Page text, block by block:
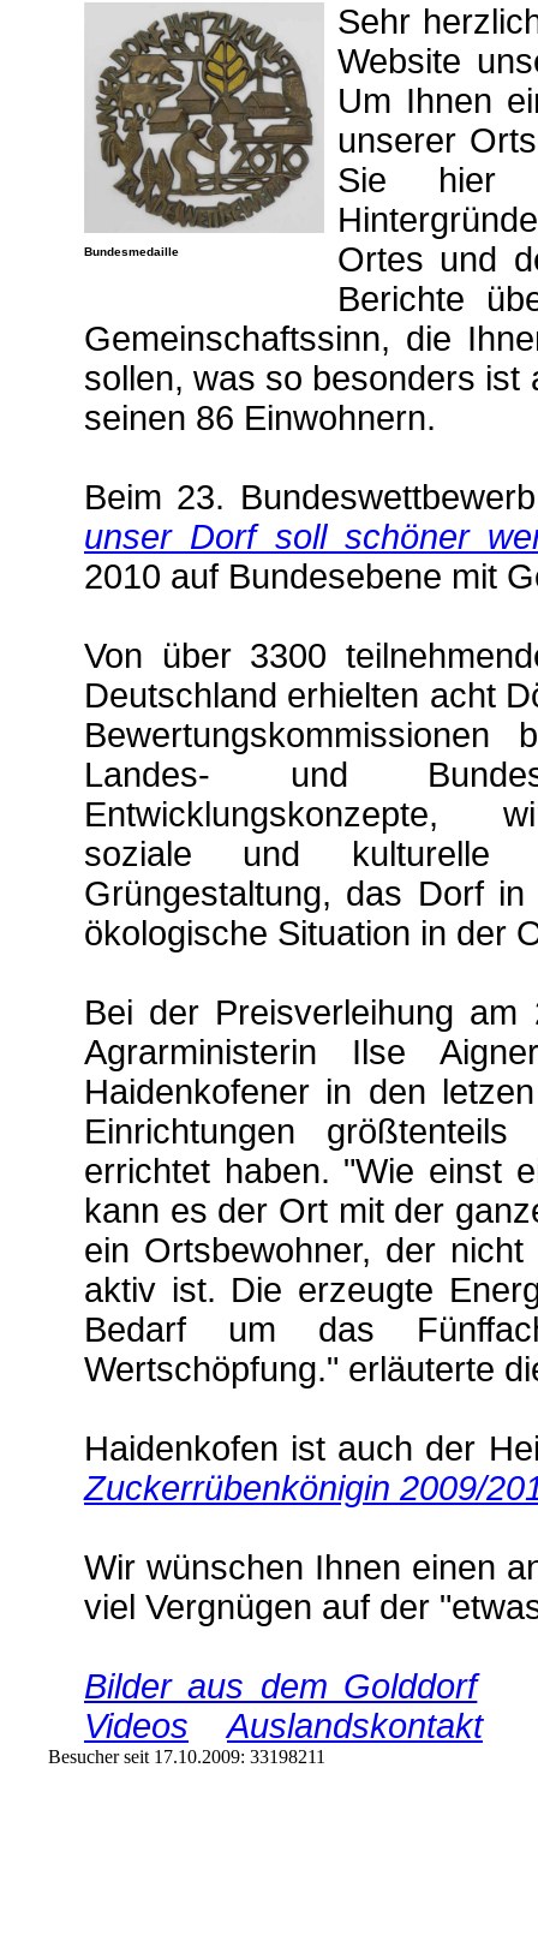
Bundesmedaille
Sehr
Website
Um Ihnen
unserer
Sie hier
Ortes und
Berichte
Gemeinschaftssinn, die
sollen, was so besonders ist
seinen 86 Einwohnern.
Beim 23.
unser Dorf soll schöner
2010 auf Bundesebene mit
Von über 3300
Deutschland erhielten acht
Landes- und
Entwicklungskonzepte,
soziale und kulturelle
Grüngestaltung, das Dorf
ökologische Situation in der
Bei der Preisverleihung am
Agrarministerin Ilse
Haidenkofener in den
Einrichtungen
errichtet haben. "Wie einst
kann es der Ort mit der
ein Ortsbewohner, der
aktiv ist. Die erzeugte
Bedarf um das
Wertschöpfung." erläuterte
Haidenkofen ist auch der
Zuckerrübenkönigin 2009/
Wir wünschen Ihnen einen
viel Vergnügen auf der
Bilder aus dem Golddorf
Videos
Auslandskontakt
Besucher seit 17.10.2009: 33198211